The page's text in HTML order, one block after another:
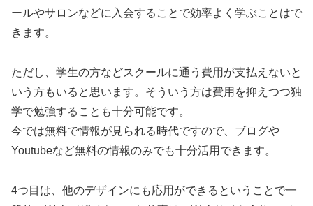
ールやサロンなどに入会することで効率よく学ぶことはで
きます。
ただし、学生の方などスクールに通う費用が支払えないと
いう方もいると思います。そういう方は費用を抑えつつ独
学で勉強することも十分可能です。
今では無料で情報が見られる時代ですので、ブログや
Youtubeなど無料の情報のみでも十分活用できます。
4つ目は、他のデザインにも応用ができるということで一